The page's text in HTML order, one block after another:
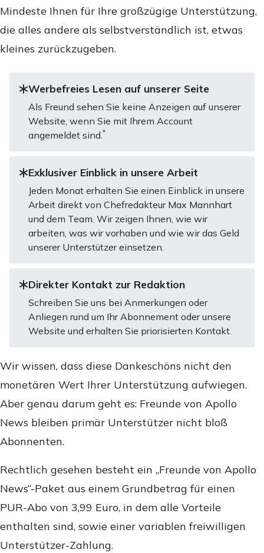
Mindeste Ihnen für Ihre großzügige Unterstützung,
die alles andere als selbstverständlich ist, etwas
kleines zurückzugeben.
Werbefreies Lesen auf unserer Seite
Als Freund sehen Sie keine Anzeigen auf unserer
Website, wenn Sie mit Ihrem Account
angemeldet sind.*
Exklusiver Einblick in unsere Arbeit
Jeden Monat erhalten Sie einen Einblick in unsere
Arbeit direkt von Chefredakteur Max Mannhart
und dem Team. Wir zeigen Ihnen, wie wir
arbeiten, was wir vorhaben und wie wir das Geld
unserer Unterstützer einsetzen.
Direkter Kontakt zur Redaktion
Schreiben Sie uns bei Anmerkungen oder
Anliegen rund um Ihr Abonnement oder unsere
Website und erhalten Sie priorisierten Kontakt.
Wir wissen, dass diese Dankeschöns nicht den
monetären Wert Ihrer Unterstützung aufwiegen.
Aber genau darum geht es: Freunde von Apollo
News bleiben primär Unterstützer nicht bloß
Abonnenten.
Rechtlich gesehen besteht ein „Freunde von Apollo
News“-Paket aus einem Grundbetrag für einen
PUR-Abo von 3,99 Euro, in dem alle Vorteile
enthalten sind, sowie einer variablen freiwilligen
Unterstützer-Zahlung.